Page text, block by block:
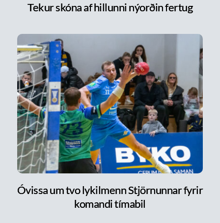
Tekur skóna af hillunni nýorðin fertug
Óvissa um tvo lykilmenn Stjörnunnar fyrir
komandi tímabil